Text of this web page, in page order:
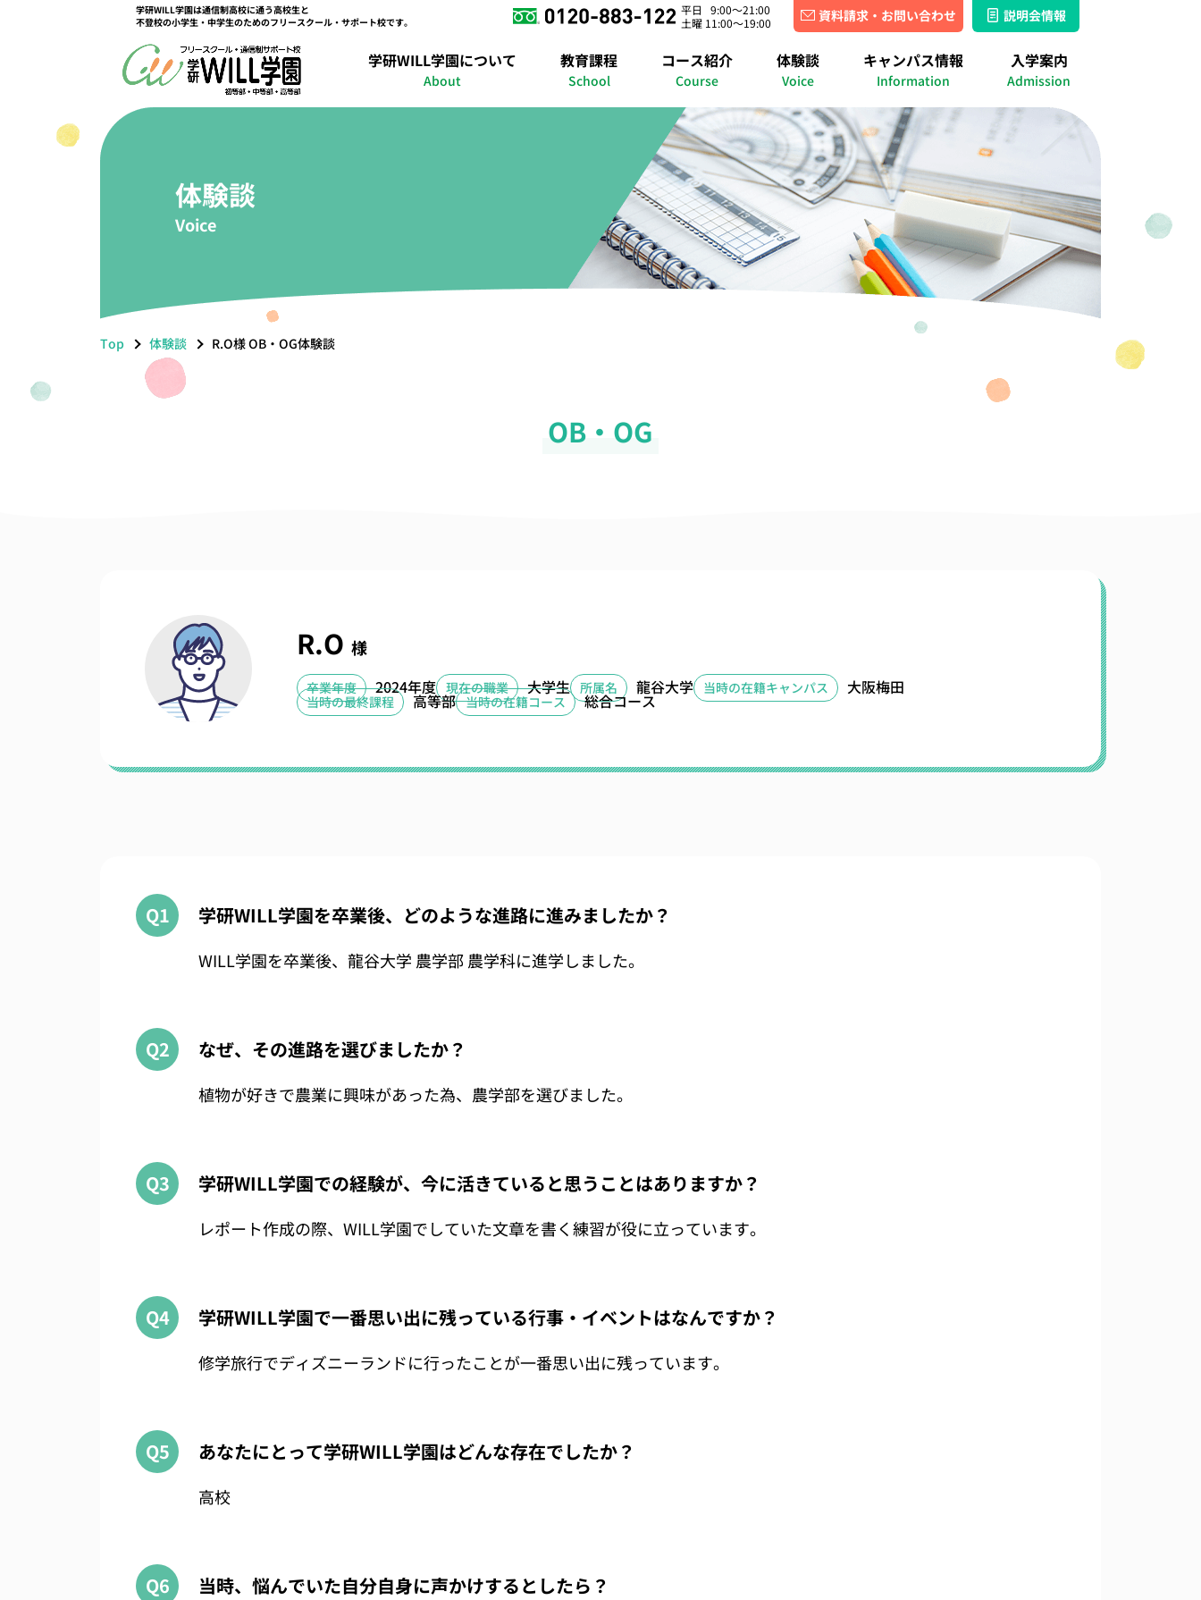
学研WILL学園は通信制高校に通う高校生と
不登校の小学生・中学生のためのフリースクール・サポート校です。
平日 9:00～21:00
土曜 11:00～19:00
資料請求・お問い合わせ 説明会情報
学研WILL学園について
About
学研WILL学園について
学研WILL学園ができるまで 学園関係者の紹介 授業紹介 年間行事イベント 進路実績 合格実績 出席認定実績
教育課程
School
教育課程
初等部課程 中等部課程 高等部課程 進路準備課程 コース紹介
Course
コース紹介
総合コース 選択コース 特選コース 在宅コース 個別コース 自己啓発コース メタバースコース
体験談
Voice
キャンパス情報
Information
キャンパス情報
高田馬場キャンパス 立川キャンパス 錦糸町キャンパス さいたまキャンパス 横浜キャンパス 湘南キャンパス 名古屋キャンパス
京都キャンパス 大阪梅田キャンパス 明石キャンパス 福岡博多キャンパス メタバースキャンパス 入学案内
Admission
体験談
Voice
Top 体験談 R.O様 OB・OG体験談
OB・OG
R.O 様
卒業年度 2024年度 現在の職業 大学生 所属名 龍谷大学 当時の在籍キャンパス 大阪梅田
当時の最終課程 高等部 当時の在籍コース 総合コース
Q1 学研WILL学園を卒業後、どのような進路に進みましたか？
WILL学園を卒業後、龍谷大学 農学部 農学科に進学しました。
Q2 なぜ、その進路を選びましたか？
植物が好きで農業に興味があった為、農学部を選びました。
Q3 学研WILL学園での経験が、今に活きていると思うことはありますか？
レポート作成の際、WILL学園でしていた文章を書く練習が役に立っています。
Q4 学研WILL学園で一番思い出に残っている行事・イベントはなんですか？
修学旅行でディズニーランドに行ったことが一番思い出に残っています。
Q5 あなたにとって学研WILL学園はどんな存在でしたか？
高校
Q6 当時、悩んでいた自分自身に声かけするとしたら？